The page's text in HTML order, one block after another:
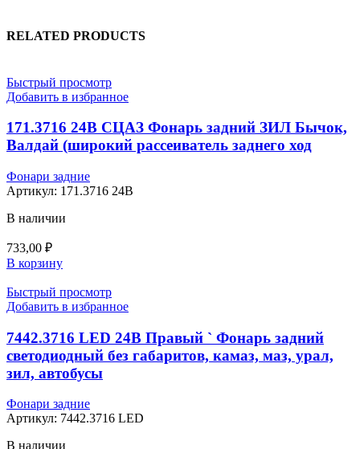
RELATED PRODUCTS
Быстрый просмотр
Добавить в избранное
171.3716 24В СЦАЗ Фонарь задний ЗИЛ Бычок,
Валдай (широкий рассеиватель заднего ход
Фонари задние
Артикул: 171.3716 24В
В наличии
733,00 ₽
В корзину
Быстрый просмотр
Добавить в избранное
7442.3716 LED 24В Правый ` Фонарь задний
светодиодный без габаритов, камаз, маз, урал,
зил, автобусы
Фонари задние
Артикул: 7442.3716 LED
В наличии